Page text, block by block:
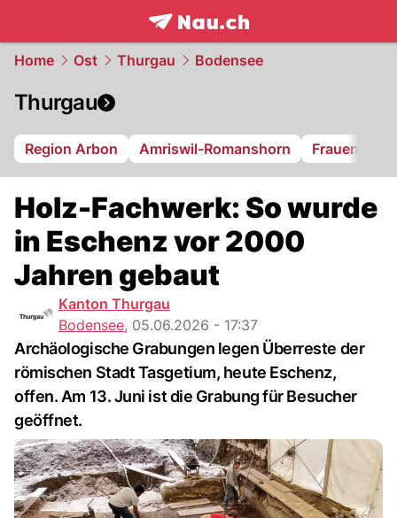
frontpage.NAU.ch
Home Ost Thurgau Bodensee
Thurgau
Region Arbon Amriswil-Romanshorn Frauenfeld
Holz-Fachwerk: So wurde
in Eschenz vor 2000
Jahren gebaut
Kanton Thurgau
Bodensee, 05.06.2026 - 17:37
Archäologische Grabungen legen Überreste der
römischen Stadt Tasgetium, heute Eschenz,
offen. Am 13. Juni ist die Grabung für Besucher
geöffnet.